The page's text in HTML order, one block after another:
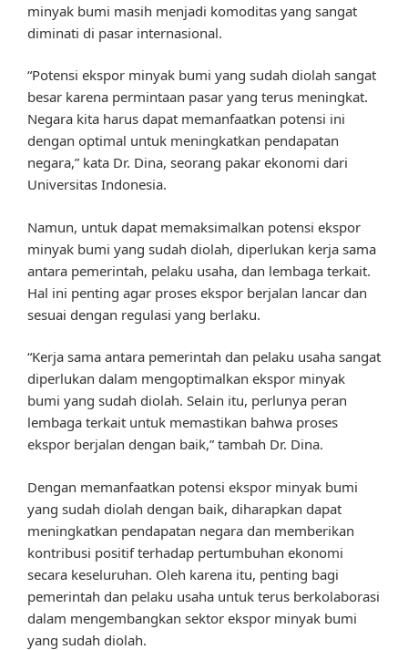
minyak bumi masih menjadi komoditas yang sangat
diminati di pasar internasional.
“Potensi ekspor minyak bumi yang sudah diolah sangat
besar karena permintaan pasar yang terus meningkat.
Negara kita harus dapat memanfaatkan potensi ini
dengan optimal untuk meningkatkan pendapatan
negara,” kata Dr. Dina, seorang pakar ekonomi dari
Universitas Indonesia.
Namun, untuk dapat memaksimalkan potensi ekspor
minyak bumi yang sudah diolah, diperlukan kerja sama
antara pemerintah, pelaku usaha, dan lembaga terkait.
Hal ini penting agar proses ekspor berjalan lancar dan
sesuai dengan regulasi yang berlaku.
“Kerja sama antara pemerintah dan pelaku usaha sangat
diperlukan dalam mengoptimalkan ekspor minyak
bumi yang sudah diolah. Selain itu, perlunya peran
lembaga terkait untuk memastikan bahwa proses
ekspor berjalan dengan baik,” tambah Dr. Dina.
Dengan memanfaatkan potensi ekspor minyak bumi
yang sudah diolah dengan baik, diharapkan dapat
meningkatkan pendapatan negara dan memberikan
kontribusi positif terhadap pertumbuhan ekonomi
secara keseluruhan. Oleh karena itu, penting bagi
pemerintah dan pelaku usaha untuk terus berkolaborasi
dalam mengembangkan sektor ekspor minyak bumi
yang sudah diolah.